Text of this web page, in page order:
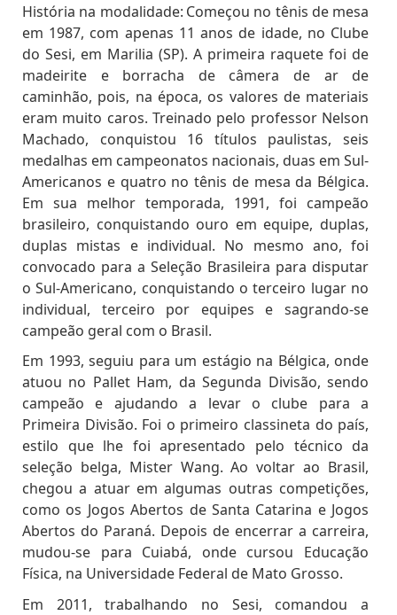
História na modalidade: Começou no tênis de mesa
em 1987, com apenas 11 anos de idade, no Clube
do Sesi, em Marilia (SP). A primeira raquete foi de
madeirite e borracha de câmera de ar de
caminhão, pois, na época, os valores de materiais
eram muito caros. Treinado pelo professor Nelson
Machado, conquistou 16 títulos paulistas, seis
medalhas em campeonatos nacionais, duas em Sul-
Americanos e quatro no tênis de mesa da Bélgica.
Em sua melhor temporada, 1991, foi campeão
brasileiro, conquistando ouro em equipe, duplas,
duplas mistas e individual. No mesmo ano, foi
convocado para a Seleção Brasileira para disputar
o Sul-Americano, conquistando o terceiro lugar no
individual, terceiro por equipes e sagrando-se
campeão geral com o Brasil.
Em 1993, seguiu para um estágio na Bélgica, onde
atuou no Pallet Ham, da Segunda Divisão, sendo
campeão e ajudando a levar o clube para a
Primeira Divisão. Foi o primeiro classineta do país,
estilo que lhe foi apresentado pelo técnico da
seleção belga, Mister Wang. Ao voltar ao Brasil,
chegou a atuar em algumas outras competições,
como os Jogos Abertos de Santa Catarina e Jogos
Abertos do Paraná. Depois de encerrar a carreira,
mudou-se para Cuiabá, onde cursou Educação
Física, na Universidade Federal de Mato Grosso.
Em 2011, trabalhando no Sesi, comandou a